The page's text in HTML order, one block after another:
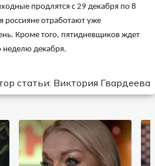
продлятся с 29 декабря по 8
россияне отработают уже
Кроме того, пятидневщиков ждет
неделю декабря.
статьи: Виктория Гвардеева